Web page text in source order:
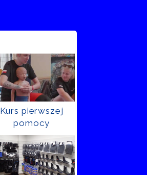
Kurs pierwszej
pomocy